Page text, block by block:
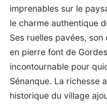
imprenables sur le
le charme authentique
Ses ruelles pavées,
en pierre font de
incontournable pour
Sénanque. La richesse
historique du village